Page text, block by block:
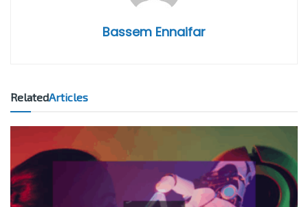
Bassem Ennaifar
RelatedArticles